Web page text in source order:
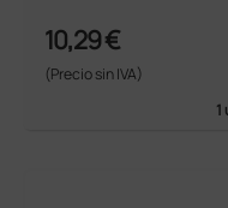
10,29 €
(Precio sin IVA)
1